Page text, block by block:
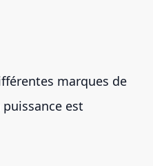
marques de
est